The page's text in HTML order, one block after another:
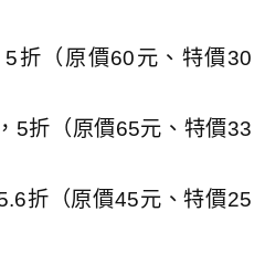
5折（原價60元、特價30
5折（原價65元、特價33
折（原價45元、特價25